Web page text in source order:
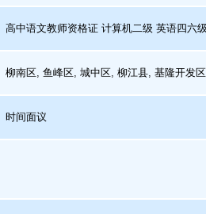
高中语文教师资格证 计算机二级 英语四六
柳南区, 鱼峰区, 城中区, 柳江县, 基隆开发区
时间面议